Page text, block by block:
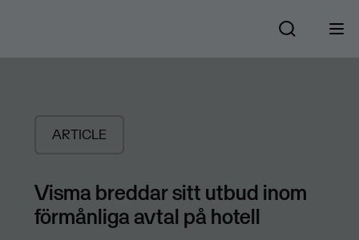
ARTICLE
Visma breddar sitt utbud inom
förmånliga avtal på hotell